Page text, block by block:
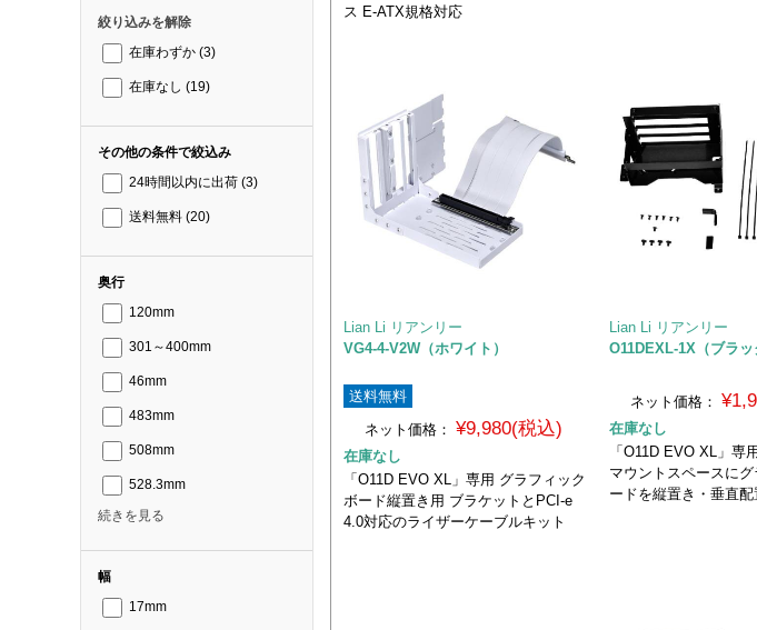
絞り込みを解除
在庫わずか (3)
在庫なし (19)
その他の条件で絞込み
24時間以内に出荷 (3)
送料無料 (20)
奥行
120mm
301～400mm
46mm
483mm
508mm
528.3mm
続きを見る
幅
17mm
ス E-ATX規格対応
Lian Li リアンリー
VG4-4-V2W（ホワイト）
送料無料
ネット価格： ¥9,980(税込)
在庫なし
「O11D EVO XL」専用 グラフィック
ボード縦置き用 ブラケットとPCI-e
4.0対応のライザーケーブルキット
Lian Li リアンリー
O11DEXL-1X（ブラッ
ネット価格：
在庫なし
「O11D EVO XL」専
マウントスペースに
ードを縦置き・垂直配